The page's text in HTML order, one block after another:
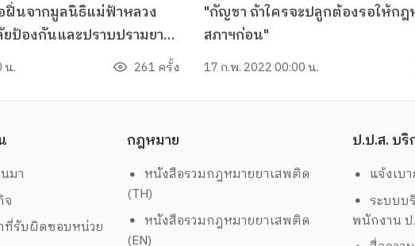
ฝิ่นจากมูลนิธิแม่ฟ้าหลวง
ป้องกันและปราบปรามยา
ะเทศ พร้อมเตรียมพัฒนา
น. 261 ครั้ง
"กัญชา ถ้าใครจะปลูกต้องรอให้ก
สภาฯก่อน"
17 ก.พ. 2022 00:00 น.
มา
ที่รับผิดชอบหน่วย
กฎหมาย
หนังสือรวมกฎหมายยาเสพติด
(TH)
หนังสือรวมกฎหมายยาเสพติด
(EN)
ป.ป.ส. บริ
แจ้งเบ
ระบบบ
พนักงาน ป.